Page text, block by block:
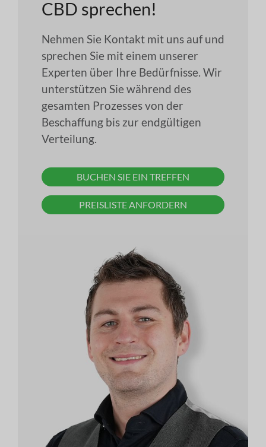
CBD sprechen!
Nehmen Sie Kontakt mit uns auf und
sprechen Sie mit einem unserer
Experten über Ihre Bedürfnisse. Wir
unterstützen Sie während des
gesamten Prozesses von der
Beschaffung bis zur endgültigen
Verteilung.
BUCHEN SIE EIN TREFFEN
PREISLISTE ANFORDERN